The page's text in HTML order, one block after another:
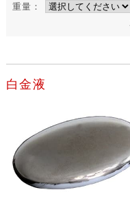
重量：
白金液